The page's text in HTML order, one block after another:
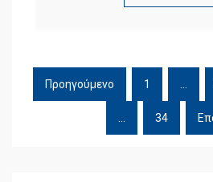
ΠΛΟΉΓΗΣΗ
Προηγούμενο 1 …
… 34